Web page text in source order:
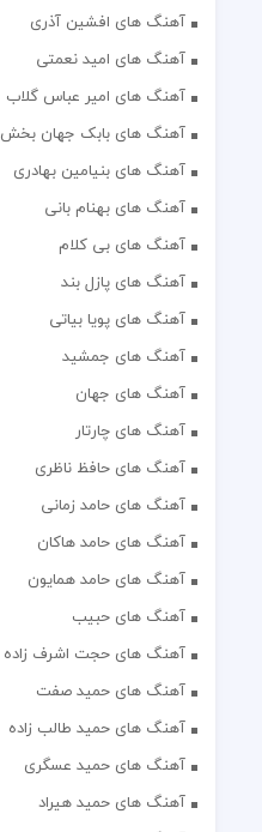
آهنگ های افشین آذری
آهنگ های امید نعمتی
آهنگ های امیر عباس گلاب
آهنگ های بابک جهان بخش
آهنگ های بنیامین بهادری
آهنگ های بهنام بانی
آهنگ های بی کلام
آهنگ های پازل بند
آهنگ های پویا بیاتی
آهنگ های جمشید
آهنگ های جهان
آهنگ های چارتار
آهنگ های حافظ ناظری
آهنگ های حامد زمانی
آهنگ های حامد هاکان
آهنگ های حامد همایون
آهنگ های حبیب
آهنگ های حجت اشرف زاده
آهنگ های حمید صفت
آهنگ های حمید طالب زاده
آهنگ های حمید عسگری
آهنگ های حمید هیراد